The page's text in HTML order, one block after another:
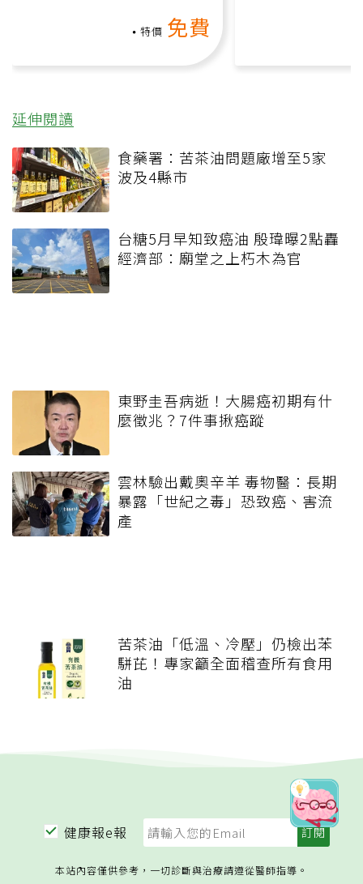
特價 免費
延伸閱讀
食藥署：苦茶油問題廠增至5家
波及4縣市
台糖5月早知致癌油 殷瑋曝2點轟
經濟部：廟堂之上朽木為官
東野圭吾病逝！大腸癌初期有什
麼徵兆？7件事揪癌蹤
雲林驗出戴奧辛羊 毒物醫：長期
暴露「世紀之毒」恐致癌、害流
產
苦茶油「低溫、冷壓」仍檢出苯
駢芘！專家籲全面稽查所有食用
油
健康報e報
本站內容僅供參考，一切診斷與治療請遵從醫師指導。